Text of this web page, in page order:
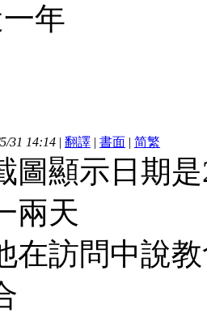
年
31 14:14 | 翻譯 | 書面 | 简繁
圖顯示日期
兩天
在訪問中說